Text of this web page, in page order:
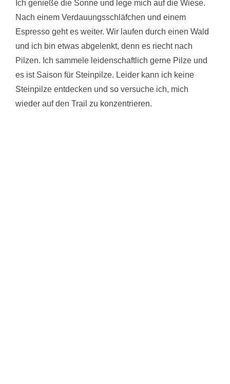
Ich genieße die Sonne und lege mich auf die Wiese.
Nach einem Verdauungsschläfchen und einem
Espresso geht es weiter. Wir laufen durch einen Wald
und ich bin etwas abgelenkt, denn es riecht nach
Pilzen. Ich sammele leidenschaftlich gerne Pilze und
es ist Saison für Steinpilze. Leider kann ich keine
Steinpilze entdecken und so versuche ich, mich
wieder auf den Trail zu konzentrieren.